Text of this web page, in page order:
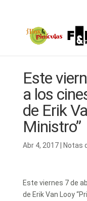
Este
a los
de Erik
Ministro”
Abr 4, 2017| Notas
Este viernes 7 de
de Erik Van Looy